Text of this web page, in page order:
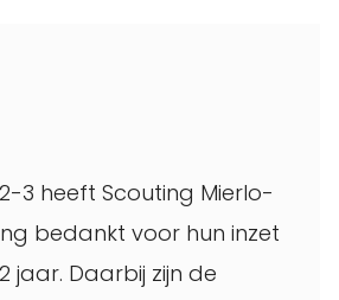
3 heeft Scouting Mierlo-
bedankt voor hun inzet
jaar. Daarbij zijn de